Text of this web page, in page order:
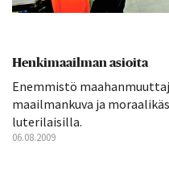
Henkimaailman asioita
Enemmistö
maailman­kuva ja
luterilaisilla.
06.08.2009